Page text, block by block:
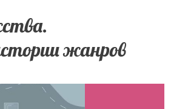
жанров